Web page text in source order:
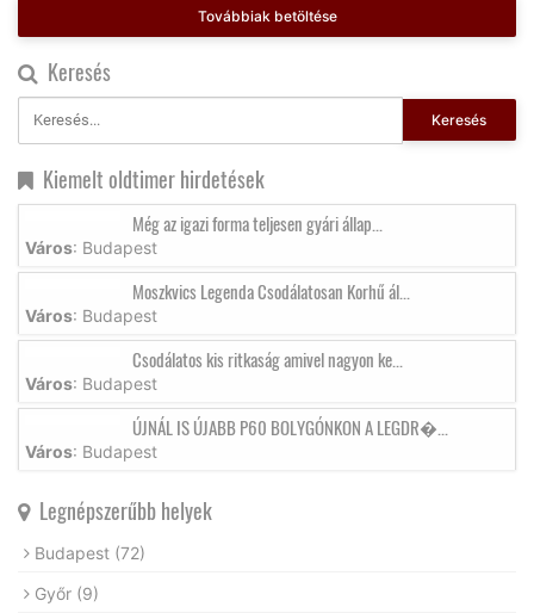
Továbbiak betöltése
Keresés
Keresés
Kiemelt oldtimer hirdetések
Még az igazi forma teljesen gyári állap...
Város: Budapest
Moszkvics Legenda Csodálatosan Korhű ál...
Város: Budapest
Csodálatos kis ritkaság amivel nagyon ke...
Város: Budapest
ÚJNÁL IS ÚJABB P60 BOLYGÓNKON A LEGDR�...
Város: Budapest
Legnépszerűbb helyek
Budapest (72)
Győr (9)